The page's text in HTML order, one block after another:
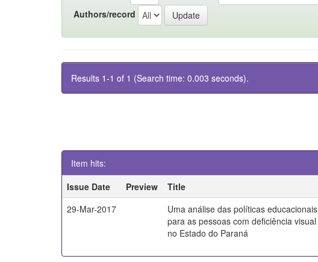
Authors/record
Results 1-1 of 1 (Search time: 0.003 seconds).
Item hits:
Issue Date
Preview Title
29-Mar-2017
Uma análise das políticas educacionais
para as pessoas com deficiência visual
no Estado do Paraná